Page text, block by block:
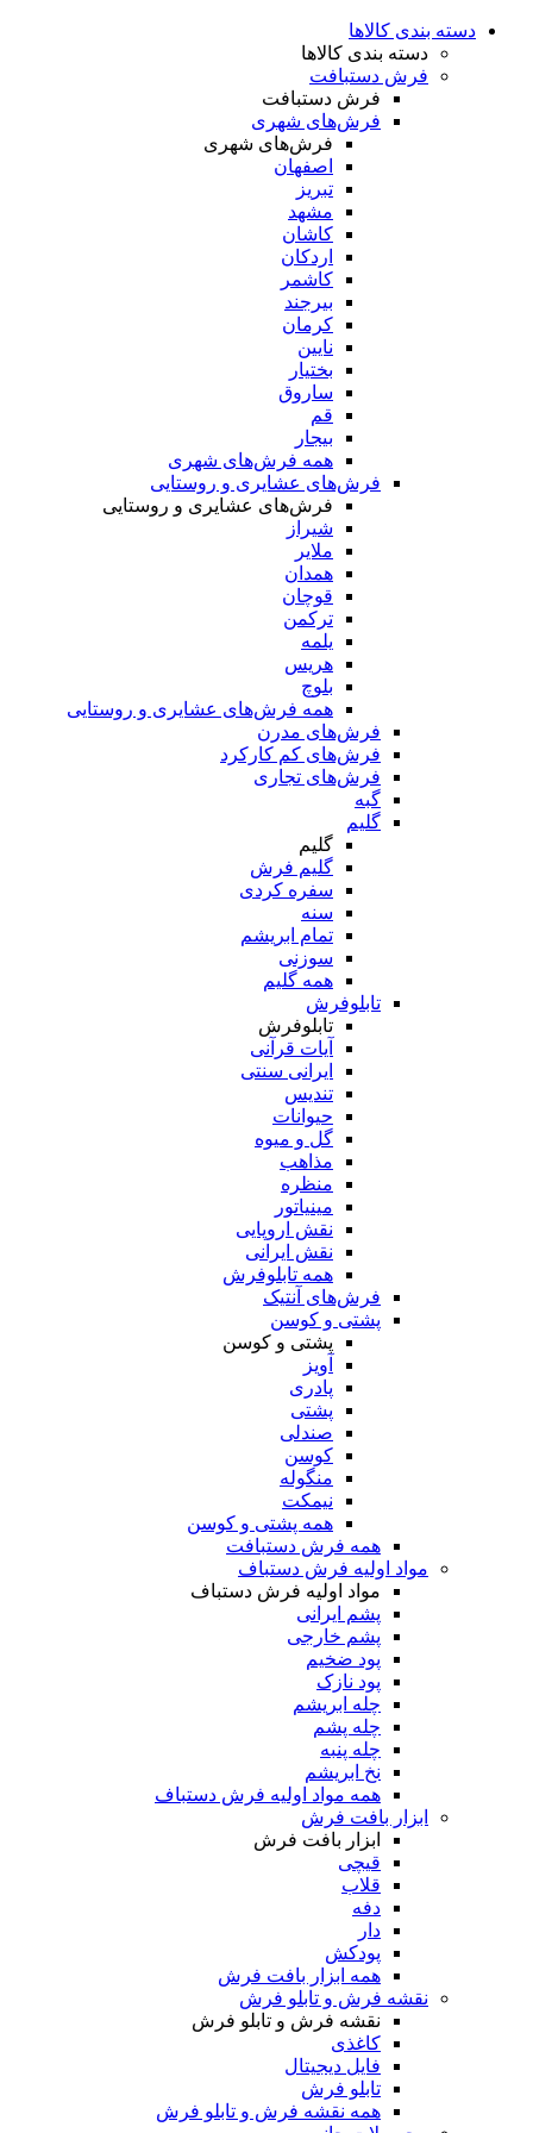
دسته بندی کالاها
دسته بندی کالاها
فرش دستبافت
فرش دستبافت
فرش‌های شهری
فرش‌های شهری
اصفهان
تبریز
مشهد
کاشان
اردکان
کاشمر
بیرجند
کرمان
نایین
بختیار
ساروق
قم
بیجار
همه فرش‌های شهری
فرش‌های عشایری و روستایی
فرش‌های عشایری و روستایی
شیراز
ملایر
همدان
قوچان
ترکمن
یلمه
هریس
بلوچ
همه فرش‌های عشایری و روستایی
فرش‌های مدرن
فرش‌های کم کارکرد
فرش‌های تجاری
گبه
گلیم
گلیم
گلیم فرش
سفره کردی
سنه
تمام ابریشم
سوزنی
همه گلیم
تابلوفرش
تابلوفرش
آیات قرآنی
ایرانی سنتی
تندیس
حیوانات
گل و میوه
مذاهب
منظره
مینیاتور
نقش اروپایی
نقش ایرانی
همه تابلوفرش
فرش‌های آنتیک
پشتی و کوسن
پشتی و کوسن
آویز
پادری
پشتی
صندلی
کوسن
منگوله
نیمکت
همه پشتی و کوسن
همه فرش دستبافت
مواد اولیه فرش دستباف
مواد اولیه فرش دستباف
پشم ایرانی
پشم خارجی
پود ضخیم
پود نازک
چله ابریشم
چله پشم
چله پنبه
نخ ابریشم
همه مواد اولیه فرش دستباف
ابزار بافت فرش
ابزار بافت فرش
قیچی
قلاب
دفه
دار
پودکش
همه ابزار بافت فرش
نقشه فرش و تابلو فرش
نقشه فرش و تابلو فرش
کاغذی
فایل دیجیتال
تابلو فرش
همه نقشه فرش و تابلو فرش